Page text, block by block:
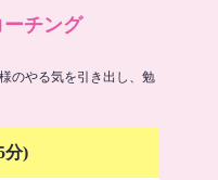
チング
のやる気を引き出し、勉
分)